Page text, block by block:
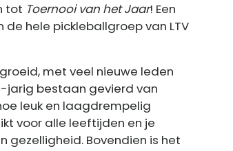
tot Toernooi van het Jaar! Een
hele pickleballgroep van LTV
met veel nieuwe leden
jarig bestaan gevierd van
leuk en laagdrempelig
voor alle leeftijden en je
gezelligheid. Bovendien is het